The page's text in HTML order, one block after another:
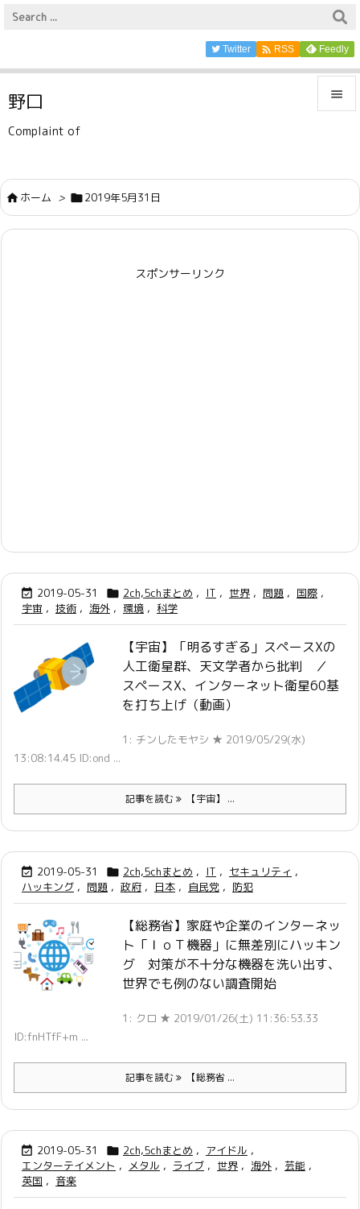

サイド

前へ
Twitter  RSS Feedly
野口
Complaint of
ホーム > 2019年5月31日
スポンサーリンク
 2019-05-31  2ch,5chまとめ , IT , 世界 , 問題 , 国際 ,
宇宙 , 技術 , 海外 , 環境 , 科学
【宇宙】「明るすぎる」スペースXの
人工衛星群、天文学者から批判 ／
スペースX、インターネット衛星60基
を打ち上げ（動画）
1: チンしたモヤシ ★ 2019/05/29(水)
13:08:14.45 ID:ond ...
記事を読む 【宇宙】 ...
 2019-05-31  2ch,5chまとめ , IT , セキュリティ ,
ハッキング , 問題 , 政府 , 日本 , 自民党 , 防犯
【総務省】家庭や企業のインターネッ
ト「ＩｏＴ機器」に無差別にハッキン
グ 対策が不十分な機器を洗い出す、
世界でも例のない調査開始
1: クロ ★ 2019/01/26(土) 11:36:53.33
ID:fnHTfF+m ...
記事を読む 【総務省 ...
 2019-05-31  2ch,5chまとめ , アイドル ,
エンターテイメント , メタル , ライブ , 世界 , 海外 , 芸能 ,
英国 , 音楽